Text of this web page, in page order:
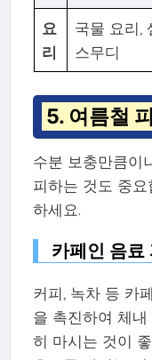
요
리
국물 요리,
스무디
5. 여름철
수분 보충만큼이
피하는 것도 중
하세요.
카페인 음료
커피, 녹차 등 카
을 촉진하여 체
히 마시는 것이